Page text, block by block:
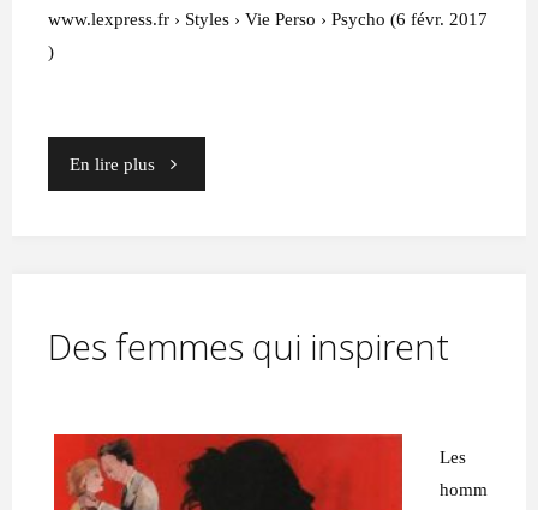
www.lexpress.fr › Styles › Vie Perso › Psycho (6 févr. 2017
)
En lire plus"Procrastiner
Des femmes qui inspirent
Les
homm